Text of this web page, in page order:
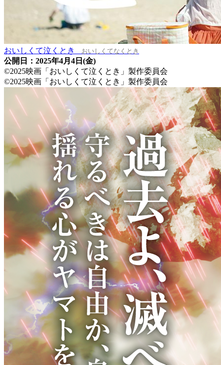
おいしくて泣くとき おいしくてなくとき
公開日：2025年4月4日(金)
©2025映画「おいしくて泣くとき」製作委員会
©2025映画「おいしくて泣くとき」製作委員会